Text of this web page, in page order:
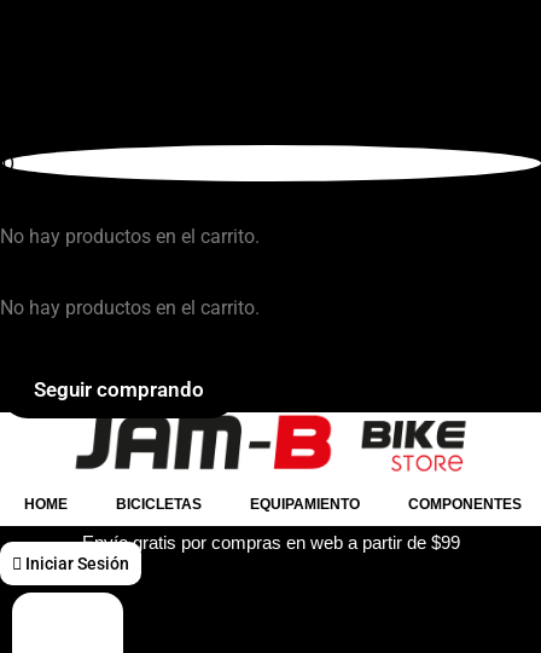
0
No hay productos en el carrito.
No hay productos en el carrito.
Seguir comprando
HOME BICICLETAS EQUIPAMIENTO COMPONENTES
Envío gratis por compras en web a partir de $99
Iniciar Sesión